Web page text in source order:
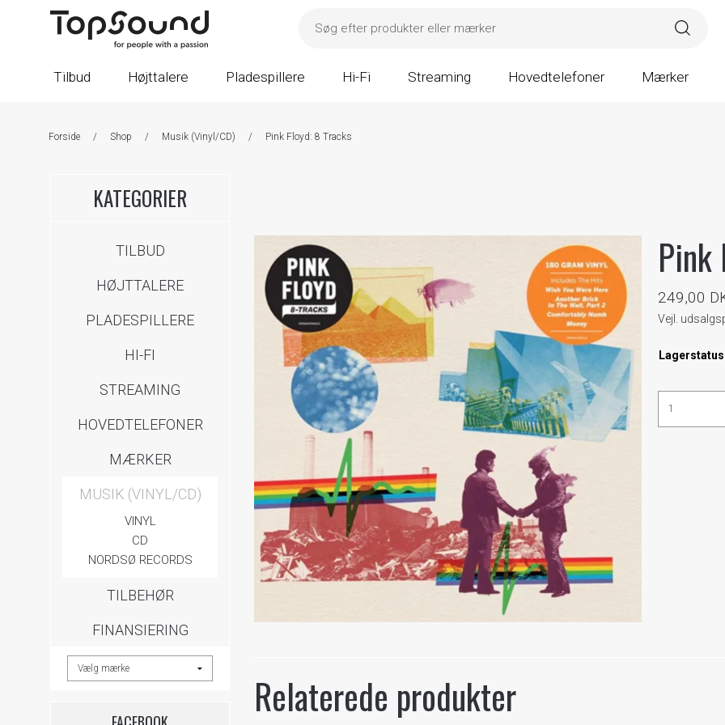
Tilbud Højttalere Pladespillere Hi-Fi Streaming Hovedtelefoner Mærker
Forside / Shop / Musik (Vinyl/CD) / Pink Floyd: 8 Tracks
KATEGORIER
TILBUD
HØJTTALERE
PLADESPILLERE
HI-FI
STREAMING
HOVEDTELEFONER
MÆRKER
MUSIK (VINYL/CD)
VINYL
CD
NORDSØ RECORDS
TILBEHØR
FINANSIERING
Pink
249,00
Vejl.
Relaterede produkter